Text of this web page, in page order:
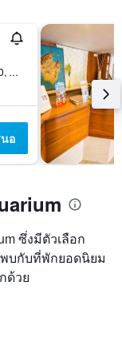
Villagarcia De Arosa, 20, ปาลมา มายอร์กา, มาจอร์กา, สเปน
อ
ซึ่งมีตัวเลือก
บกับที่พักยอดนิยม
ด้วย